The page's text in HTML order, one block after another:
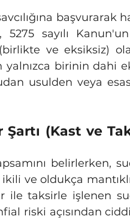
sayılı
ve eksiksiz)
birinin dahi
usulden veya
(Kast ve
ve oldukça
ile taksirle işlenen
riski açısından